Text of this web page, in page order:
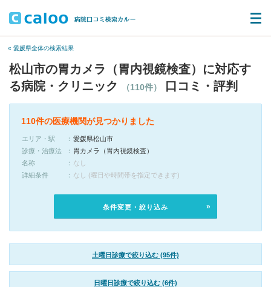
« 愛媛県全体の検索結果
松山市の胃カメラ（胃内視鏡検査）に対応す
る病院・クリニック
（110件） 口コミ・評判
110件の医療機関が見つかりました
エリア・駅
愛媛県松山市
診療・治療法
胃カメラ（胃内視鏡検査）
名称
なし
詳細条件
なし (曜日や時間帯を指定できます)
条件変更・絞り込み
土曜日診療で絞り込む (95件)
日曜日診療で絞り込む (6件)